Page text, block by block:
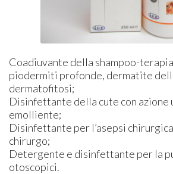
Coadiuvante della shampoo-
piodermiti profonde, dermatite
dermatofitosi;
Disinfettante della cute con azione
emolliente;
Disinfettante per l’asepsi
chirurgo;
Detergente e disinfettante per la
otoscopici.